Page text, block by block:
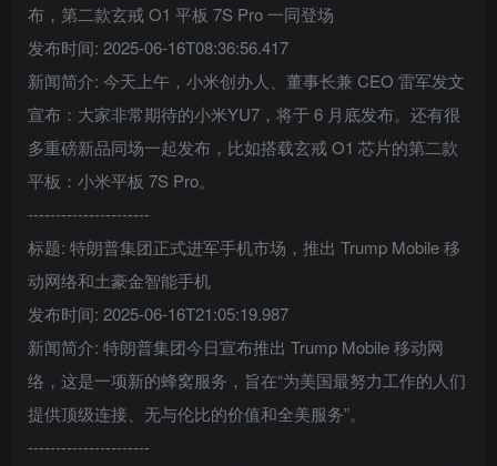
布，第二款玄戒 O1 平板 7S Pro 一同登场
发布时间: 2025-06-16T08:36:56.417
新闻简介: 今天上午，小米创办人、董事长兼 CEO 雷军发文
宣布：大家非常期待的小米YU7，将于 6 月底发布。还有很
多重磅新品同场一起发布，比如搭载玄戒 O1 芯片的第二款
平板：小米平板 7S Pro。
----------------------
标题: 特朗普集团正式进军手机市场，推出 Trump Mobile 移
动网络和土豪金智能手机
发布时间: 2025-06-16T21:05:19.987
新闻简介: 特朗普集团今日宣布推出 Trump Mobile 移动网
络，这是一项新的蜂窝服务，旨在“为美国最努力工作的人们
提供顶级连接、无与伦比的价值和全美服务”。
----------------------